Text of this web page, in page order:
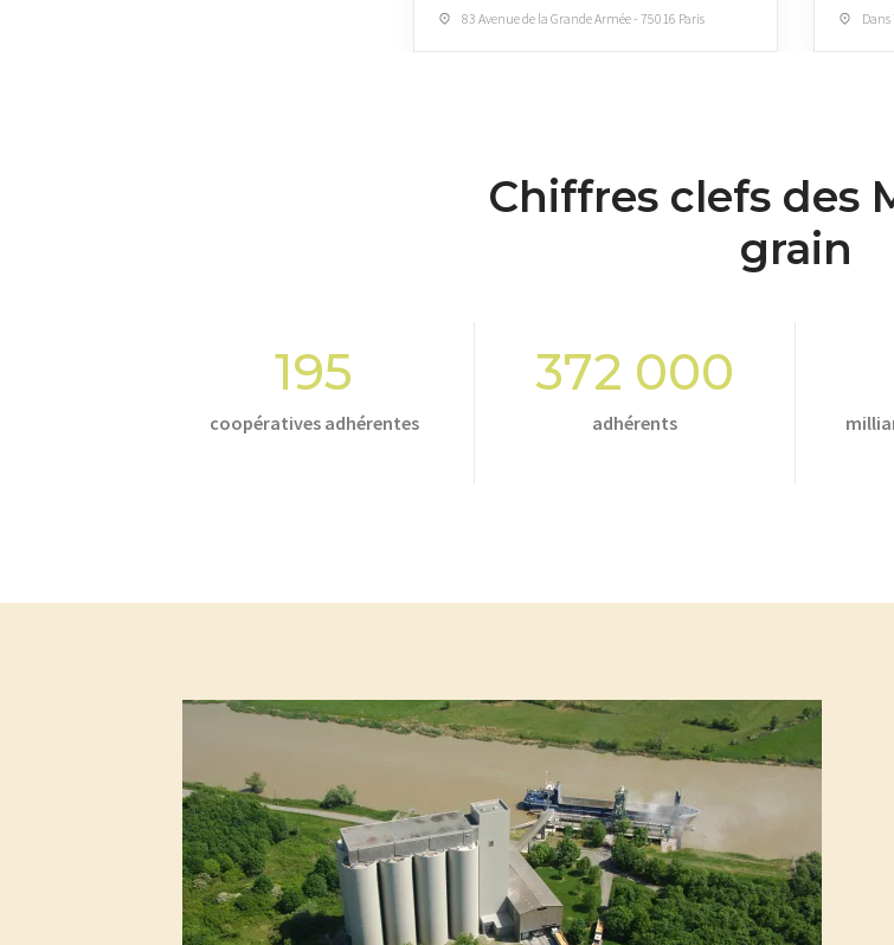
inspirations et leviers"
83 Avenue de la Grande Armée - 75016 Paris Dans
Chiffres clefs des
grain
195
coopératives adhérentes
372 000
adhérents